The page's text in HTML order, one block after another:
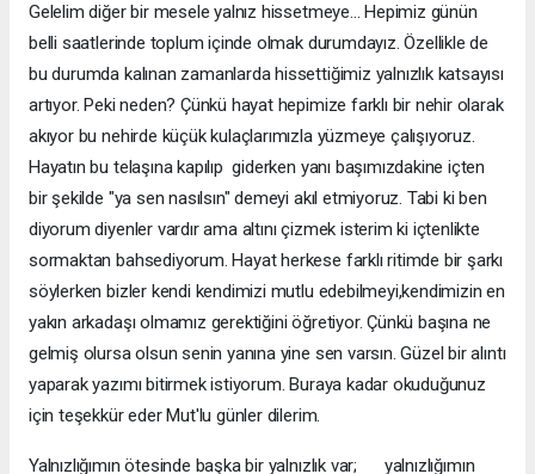
Gelelim diğer bir mesele yalnız hissetmeye... Hepimiz günün
belli saatlerinde toplum içinde olmak durumdayız. Özellikle de
bu durumda kalınan zamanlarda hissettiğimiz yalnızlık katsayısı
artıyor. Peki neden? Çünkü hayat hepimize farklı bir nehir olarak
akıyor bu nehirde küçük kulaçlarımızla yüzmeye çalışıyoruz.
Hayatın bu telaşına kapılıp giderken yanı başımızdakine içten
bir şekilde "ya sen nasılsın" demeyi akıl etmiyoruz. Tabi ki ben
diyorum diyenler vardır ama altını çizmek isterim ki içtenlikte
sormaktan bahsediyorum. Hayat herkese farklı ritimde bir şarkı
söylerken bizler kendi kendimizi mutlu edebilmeyi,kendimizin en
yakın arkadaşı olmamız gerektiğini öğretiyor. Çünkü başına ne
gelmiş olursa olsun senin yanına yine sen varsın. Güzel bir alıntı
yaparak yazımı bitirmek istiyorum. Buraya kadar okuduğunuz
için teşekkür eder Mut'lu günler dilerim.
Yalnızlığımın ötesinde başka bir yalnızlık var; yalnızlığımın